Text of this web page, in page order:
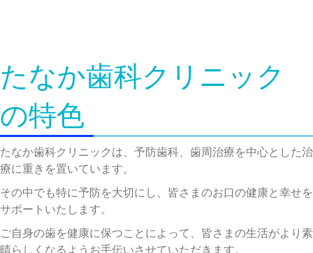
たなか歯科クリニック
の特色
たなか歯科クリニックは、予防歯科、歯周治療を中心とした治
療に重きを置いています。
その中でも特に予防を大切にし、皆さまのお口の健康と幸せを
サポートいたします。
ご自身の歯を健康に保つことによって、皆さまの生活がより素
晴らしくなるようお手伝いさせていただきます。